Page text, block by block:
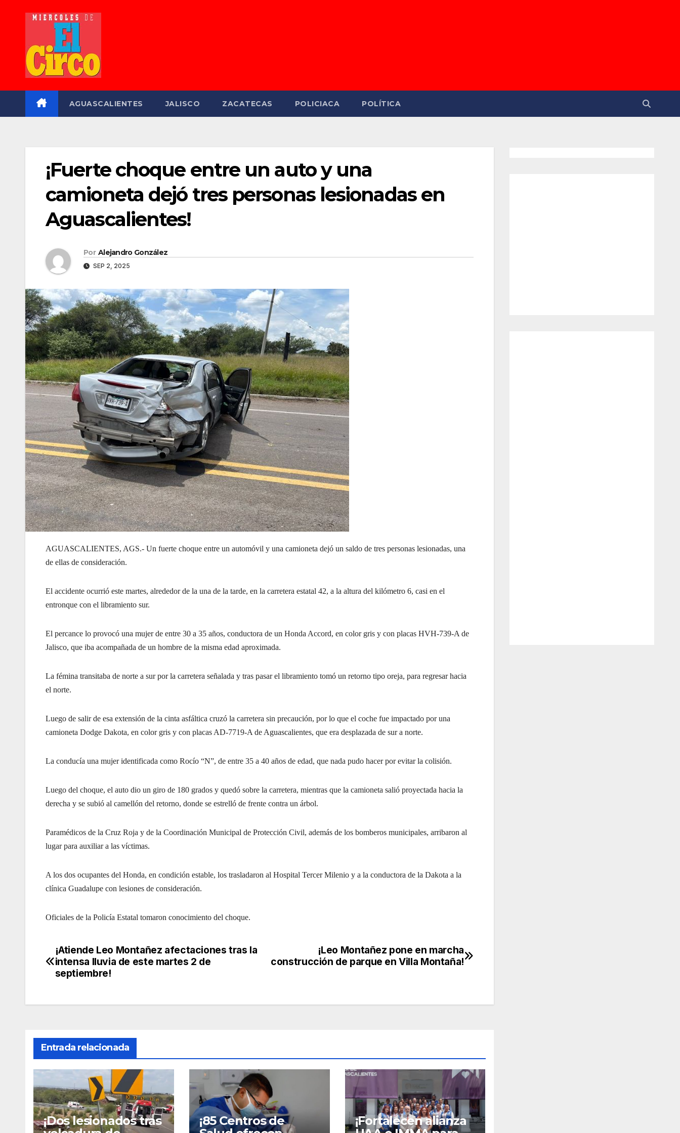
AGUASCALIENTES JALISCO ZACATECAS POLICIACA POLÍTICA
¡Fuerte choque entre un auto y una
camioneta dejó tres personas lesionadas en
Aguascalientes!
Por Alejandro González
SEP 2, 2025
AGUASCALIENTES, AGS.- Un fuerte choque entre un automóvil y una camioneta dejó un saldo de tres personas lesionadas, una
de ellas de consideración.
El accidente ocurrió este martes, alrededor de la una de la tarde, en la carretera estatal 42, a la altura del kilómetro 6, casi en el
entronque con el libramiento sur.
El percance lo provocó una mujer de entre 30 a 35 años, conductora de un Honda Accord, en color gris y con placas HVH-739-A de
Jalisco, que iba acompañada de un hombre de la misma edad aproximada.
La fémina transitaba de norte a sur por la carretera señalada y tras pasar el libramiento tomó un retorno tipo oreja, para regresar hacia
el norte.
Luego de salir de esa extensión de la cinta asfáltica cruzó la carretera sin precaución, por lo que el coche fue impactado por una
camioneta Dodge Dakota, en color gris y con placas AD-7719-A de Aguascalientes, que era desplazada de sur a norte.
La conducía una mujer identificada como Rocío “N”, de entre 35 a 40 años de edad, que nada pudo hacer por evitar la colisión.
Luego del choque, el auto dio un giro de 180 grados y quedó sobre la carretera, mientras que la camioneta salió proyectada hacia la
derecha y se subió al camellón del retorno, donde se estrelló de frente contra un árbol.
Paramédicos de la Cruz Roja y de la Coordinación Municipal de Protección Civil, además de los bomberos municipales, arribaron al
lugar para auxiliar a las víctimas.
A los dos ocupantes del Honda, en condición estable, los trasladaron al Hospital Tercer Milenio y a la conductora de la Dakota a la
clínica Guadalupe con lesiones de consideración.
Oficiales de la Policía Estatal tomaron conocimiento del choque.
Navegación
de
¡Leo Montañez pone en marcha
construcción de parque en Villa Montaña!
¡Atiende Leo Montañez afectaciones tras la
intensa lluvia de este martes 2 de
septiembre!
Entrada relacionada
¡Dos lesionados tras
¡85 Centros de
¡Fortalecen alianza